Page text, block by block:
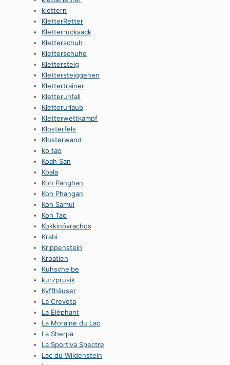
klettern
KletterRetter
Kletterrucksack
Kletterschuh
Kletterschuhe
Klettersteig
Klettersteiggehen
Klettertrainer
Kletterunfall
Kletterurlaub
Kletterwettkampf
Klosterfels
Klosterwand
ko tao
Koah San
Koala
Koh Panghan
Koh Phangan
Koh Samui
Koh Tao
Kokkinóvrachos
Krabi
Krippenstein
Kroatien
Kuhscheibe
kurzprusik
Kyffhäuser
La Creveta
La Éléphant
La Moraine du Lac
La Sherpa
La Sportiva Spectre
Lac du Wildenstein